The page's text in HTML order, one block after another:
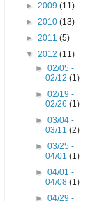
► 2009 (11)
► 2010 (13)
► 2011 (5)
▼ 2012 (11)
►02/05 -
02/12(1)
►02/19 -
02/26(1)
►03/04 -
03/11(2)
►03/25 -
04/01(1)
►04/01 -
04/08(1)
►04/29 -